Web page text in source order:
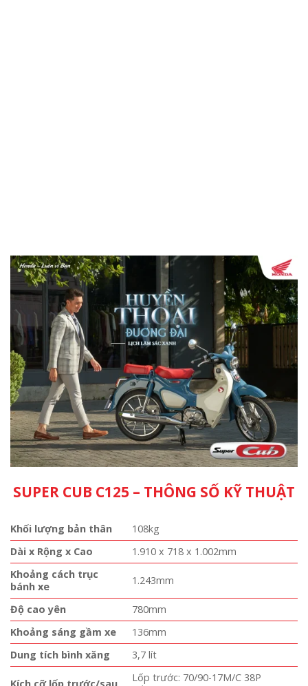
SUPER CUB C125 – THÔNG SỐ KỸ THUẬT
Khối lượng bản thân
108kg
Dài x Rộng x Cao
1.910 x 718 x 1.002mm
Khoảng cách trục
bánh xe
1.243mm
Độ cao yên
780mm
Khoảng sáng gầm xe
136mm
Dung tích bình xăng
3,7 lít
Lốp trước: 70/90-17M/C 38P